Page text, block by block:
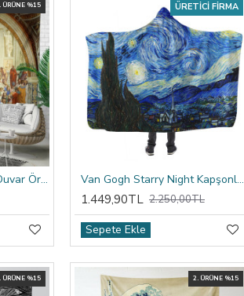
ÜRÜNE %15
Raffaello Atina Okulu Duvar Örtüsü
ÜRETICI FIRMA
Van Gogh Starry Night Kapşonlu Battaniye
1.449,90TL 2.250,00TL
Sepete Ekle
ÜRÜNE %15 2. ÜRÜNE %15